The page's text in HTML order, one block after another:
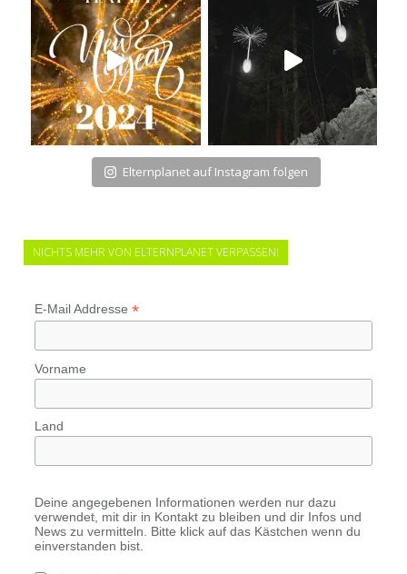
Elternplanet auf Instagram folgen
NICHTS MEHR VON ELTERNPLANET VERPASSEN!
E-Mail Addresse *
Vorname
Land
Deine angegebenen Informationen werden nur dazu
verwendet, mit dir in Kontakt zu bleiben und dir Infos und
News zu vermitteln. Bitte klick auf das Kästchen wenn du
einverstanden bist.